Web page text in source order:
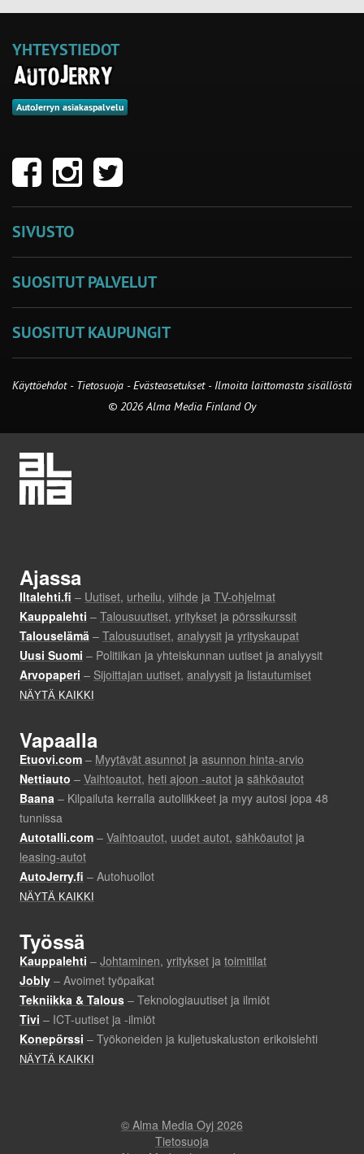
YHTEYSTIEDOT
AutoJerryn asiakaspalvelu
SIVUSTO
SUOSITUT PALVELUT
SUOSITUT KAUPUNGIT
Käyttöehdot - Tietosuoja -Evästeasetukset- Ilmoita laittomasta sisällöstä
© 2026 Alma Media Finland Oy